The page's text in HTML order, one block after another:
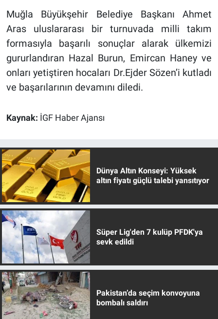
Muğla Büyükşehir Belediye Başkanı Ahmet
Aras uluslararası bir turnuvada milli takım
formasıyla başarılı sonuçlar alarak ülkemizi
gururlandıran Hazal Burun, Emircan Haney ve
onları yetiştiren hocaları Dr.Ejder Sözen’i kutladı
ve başarılarının devamını diledi.
Kaynak: İGF Haber Ajansı
Dünya Altın Konseyi: Yüksek
altın fiyatı güçlü talebi yansıtıyor
Süper Lig'den 7 kulüp PFDK'ya
sevk edildi
Pakistan’da seçim konvoyuna
bombalı saldırı